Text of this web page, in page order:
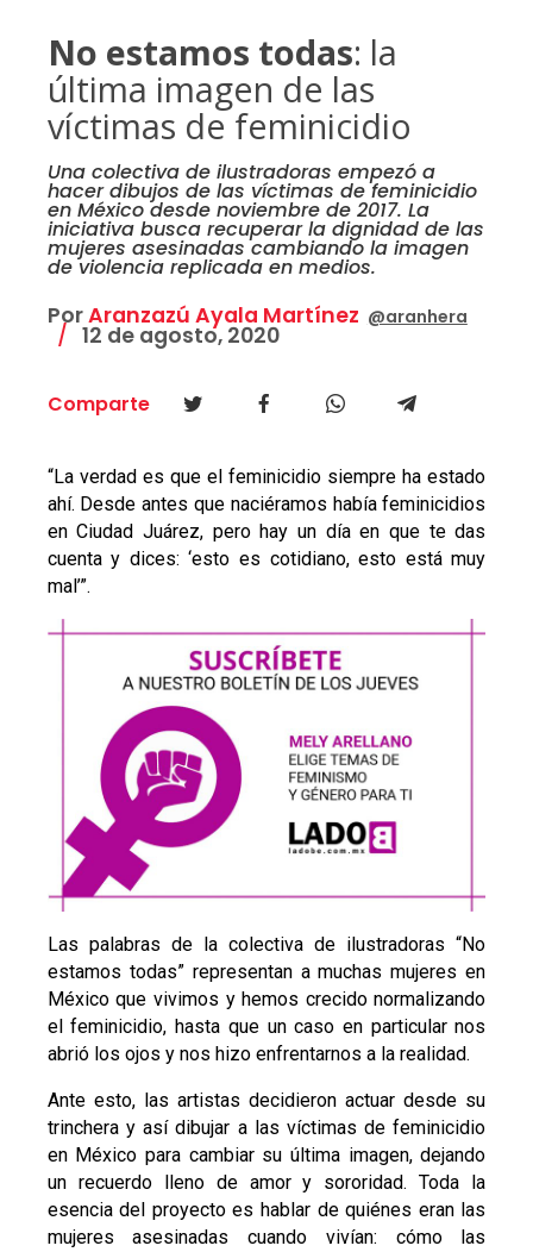
No estamos todas: la
última imagen de las
víctimas de feminicidio
Una colectiva de ilustradoras empezó a
hacer dibujos de las víctimas de feminicidio
en México desde noviembre de 2017. La
iniciativa busca recuperar la dignidad de las
mujeres asesinadas cambiando la imagen
de violencia replicada en medios.
PorAranzazú Ayala Martínez @aranhera
12 de agosto, 2020
Comparte
“La verdad es que el feminicidio siempre ha estado
ahí. Desde antes que naciéramos había feminicidios
en Ciudad Juárez, pero hay un día en que te das
cuenta y dices: ‘esto es cotidiano, esto está muy
mal’”.
Las palabras de la colectiva de ilustradoras “No
estamos todas” representan a muchas mujeres en
México que vivimos y hemos crecido normalizando
el feminicidio, hasta que un caso en particular nos
abrió los ojos y nos hizo enfrentarnos a la realidad.
Ante esto, las artistas decidieron actuar desde su
trinchera y así dibujar a las víctimas de feminicidio
en México para cambiar su última imagen, dejando
un recuerdo lleno de amor y sororidad.Toda la
esencia del proyecto es hablar de quiénes eran las
mujeres asesinadas cuando vivían: cómo las